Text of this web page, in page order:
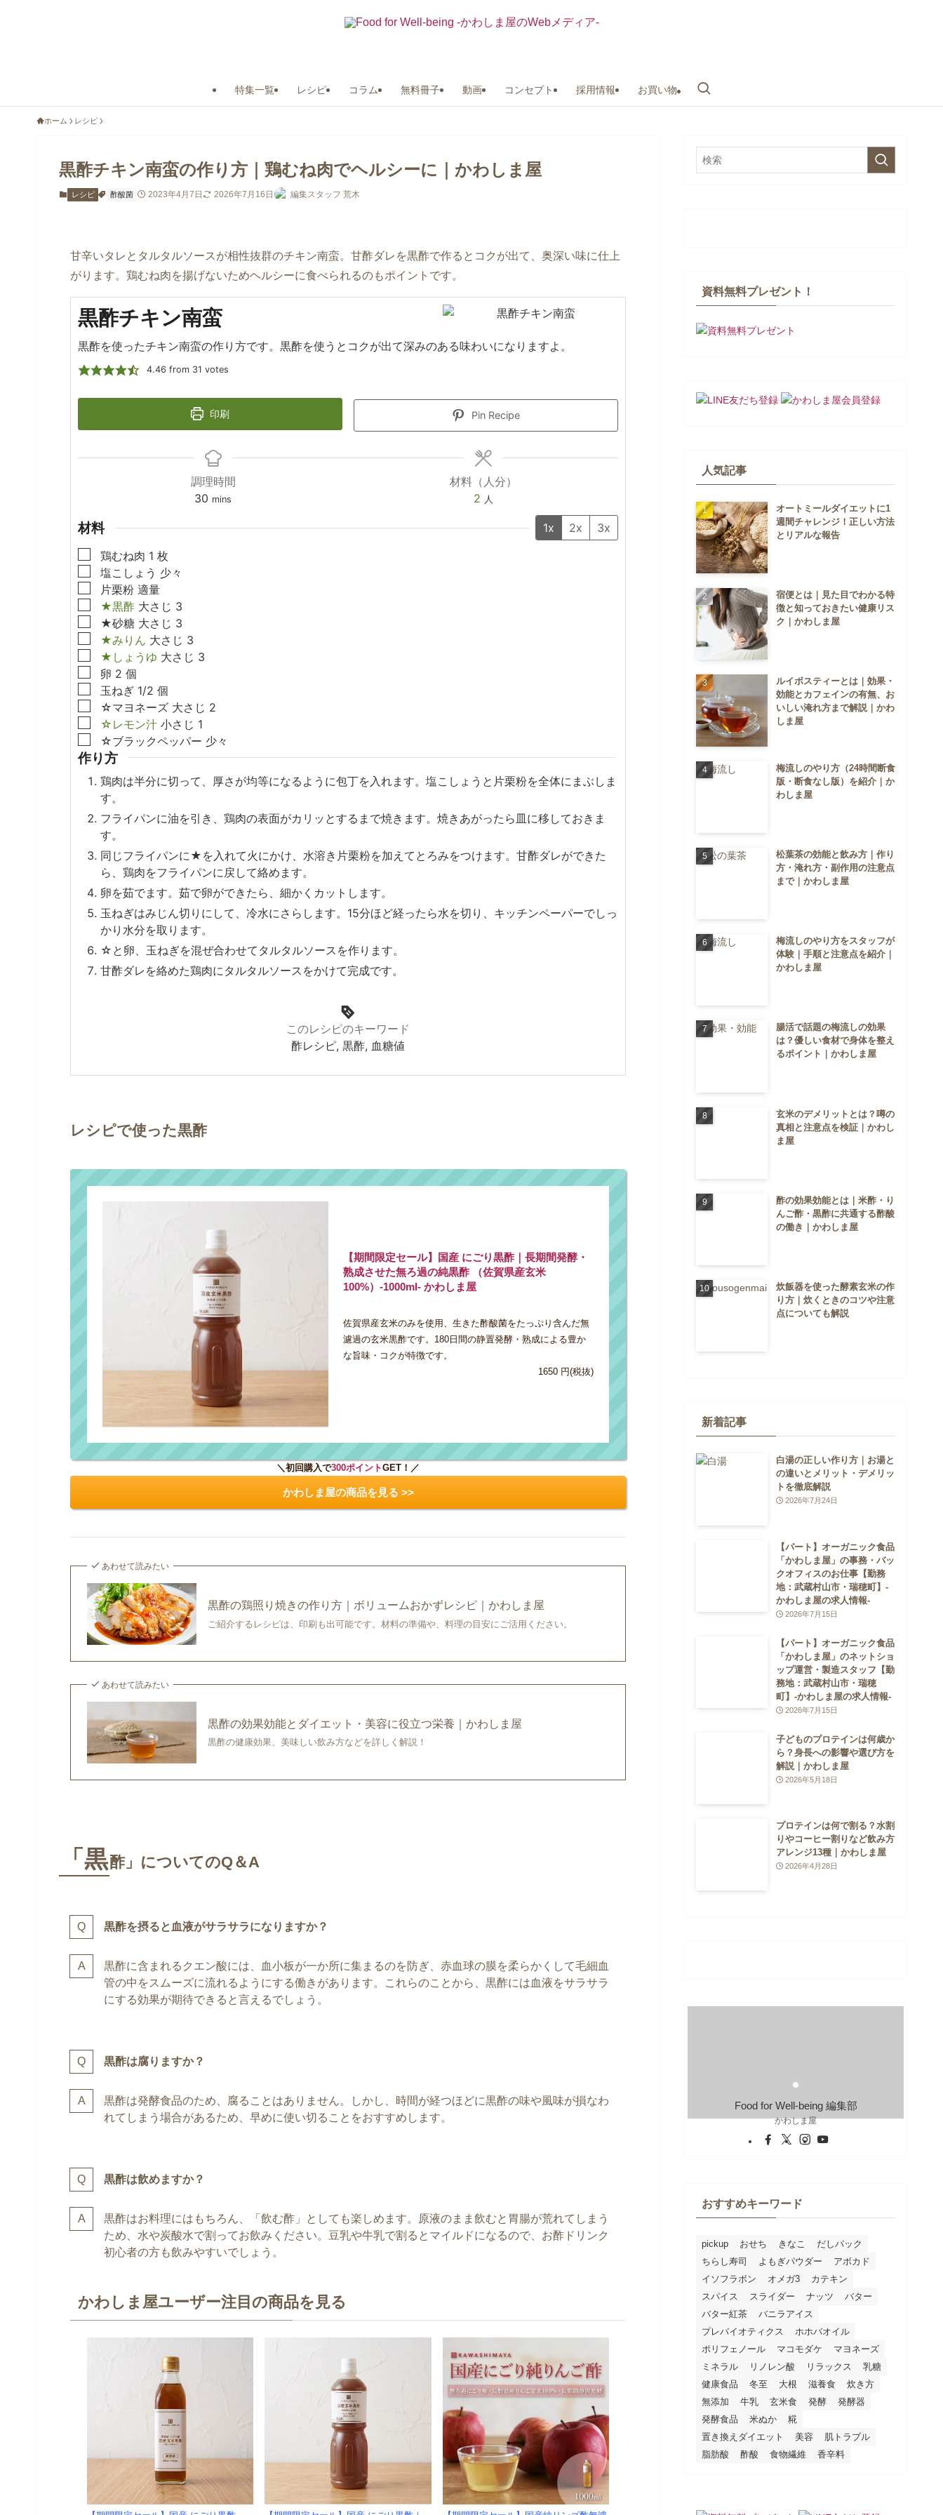
特集一覧 レシピ コラム 無料冊子 動画 コンセプト 採用情報 お買い物
ホーム レシピ
黒酢チキン南蛮の作り方｜鶏むね肉でヘルシーに｜かわしま屋
レシピ 酢酸菌 2023年4月7日 2026年7月16日 編集スタッフ 荒木
甘辛いタレとタルタルソースが相性抜群のチキン南蛮。甘酢ダレを黒酢で作るとコクが出て、奥深い味に仕上
がります。鶏むね肉を揚げないためヘルシーに食べられるのもポイントです。
黒酢チキン南蛮
黒酢を使ったチキン南蛮の作り方です。黒酢を使うとコクが出て深みのある味わいになりますよ。
4.46 from 31 votes
印刷 Pin Recipe
調理時間
30 minutes
mins
材料（人分）
2 人
材料 1x 2x
3x
▢
鶏むね肉 1 枚
▢
塩こしょう 少々
▢
片栗粉 適量
▢
★黒酢 大さじ 3
▢
★砂糖 大さじ 3
▢
★みりん 大さじ 3
▢
★しょうゆ 大さじ 3
▢
卵 2 個
▢
玉ねぎ 1/2 個
▢
☆マヨネーズ 大さじ 2
▢
☆レモン汁 小さじ 1
▢
☆ブラックペッパー 少々
作り方
鶏肉は半分に切って、厚さが均等になるように包丁を入れます。塩こしょうと片栗粉を全体にまぶしま
す。
フライパンに油を引き、鶏肉の表面がカリッとするまで焼きます。焼きあがったら皿に移しておきま
す。
同じフライパンに★を入れて火にかけ、水溶き片栗粉を加えてとろみをつけます。甘酢ダレができた
ら、鶏肉をフライパンに戻して絡めます。
卵を茹でます。茹で卵ができたら、細かくカットします。
玉ねぎはみじん切りにして、冷水にさらします。15分ほど経ったら水を切り、キッチンペーパーでしっ
かり水分を取ります。
☆と卵、玉ねぎを混ぜ合わせてタルタルソースを作ります。
甘酢ダレを絡めた鶏肉にタルタルソースをかけて完成です。
このレシピのキーワード
酢レシピ, 黒酢, 血糖値
レシピで使った黒酢
【期間限定セール】国産 にごり黒酢｜長期間発酵・
熟成させた無ろ過の純黒酢 （佐賀県産玄米
100%）-1000ml- かわしま屋
佐賀県産玄米のみを使用、生きた酢酸菌をたっぷり含んだ無
濾過の玄米黒酢です。180日間の静置発酵・熟成による豊か
な旨味・コクが特徴です。
1650 円(税抜)
＼初回購入で300ポイントGET！／
かわしま屋の商品を見る >>
あわせて読みたい
黒酢の鶏照り焼きの作り方｜ボリュームおかずレシピ｜かわしま屋
ご紹介するレシピは、印刷も出可能です。材料の準備や、料理の目安にご活用ください。
あわせて読みたい
黒酢の効果効能とダイエット・美容に役立つ栄養｜かわしま屋
黒酢の健康効果、美味しい飲み方などを詳しく解説！
「黒酢」 についてのQ＆A
黒酢を摂ると血液がサラサラになりますか？
黒酢に含まれるクエン酸には、血小板が一か所に集まるのを防ぎ、赤血球の膜を柔らかくして毛細血
管の中をスムーズに流れるようにする働きがあります。これらのことから、黒酢には血液をサラサラ
にする効果が期待できると言えるでしょう。
黒酢は腐りますか？
黒酢は発酵食品のため、腐ることはありません。しかし、時間が経つほどに黒酢の味や風味が損なわ
れてしまう場合があるため、早めに使い切ることをおすすめします。
黒酢は飲めますか？
黒酢はお料理にはもちろん、「飲む酢」としても楽しめます。原液のまま飲むと胃腸が荒れてしまう
ため、水や炭酸水で割ってお飲みください。豆乳や牛乳で割るとマイルドになるので、お酢ドリンク
初心者の方も飲みやすいでしょう。
かわしま屋ユーザー注目の商品を見る
資料無料プレゼント！
人気記事
オートミールダイエットに1
週間チャレンジ！正しい方法
とリアルな報告
宿便とは｜見た目でわかる特
徴と知っておきたい健康リス
ク｜かわしま屋
ルイボスティーとは｜効果・
効能とカフェインの有無、お
いしい淹れ方まで解説｜かわ
しま屋
梅流しのやり方（24時間断食
版・断食なし版）を紹介｜か
わしま屋
松葉茶の効能と飲み方｜作り
方・淹れ方・副作用の注意点
まで｜かわしま屋
梅流しのやり方をスタッフが
体験｜手順と注意点を紹介｜
かわしま屋
腸活で話題の梅流しの効果
は？優しい食材で身体を整え
るポイント｜かわしま屋
玄米のデメリットとは？噂の
真相と注意点を検証｜かわし
ま屋
酢の効果効能とは｜米酢・り
んご酢・黒酢に共通する酢酸
の働き｜かわしま屋
炊飯器を使った酵素玄米の作
り方｜炊くときのコツや注意
点についても解説
新着記事
白湯の正しい作り方｜お湯と
の違いとメリット・デメリッ
トを徹底解説
2026年7月24日
【パート】オーガニック食品
「かわしま屋」の事務・バッ
クオフィスのお仕事【勤務
地：武蔵村山市・瑞穂町】-
かわしま屋の求人情報-
2026年7月15日
【パート】オーガニック食品
「かわしま屋」のネットショ
ップ運営・製造スタッフ【勤
務地：武蔵村山市・瑞穂
町】-かわしま屋の求人情報-
2026年7月15日
子どものプロテインは何歳か
ら？身長への影響や選び方を
解説｜かわしま屋
2026年5月18日
プロテインは何で割る？水割
りやコーヒー割りなど飲み方
アレンジ13種｜かわしま屋
2026年4月28日
Food for Well-being 編集部
かわしま屋
おすすめキーワード
pickup おせち きなこ
だしパック
ちらし寿司
よもぎパウダー
アボカド
イソフラボン
オメガ3
カテキン
スパイス
スライダー ナッツ
バター
バター紅茶
バニラアイス
プレバイオティクス
ホホバオイル
ポリフェノール
マコモダケ
マヨネーズ
ミネラル
リノレン酸 リラックス
乳糖
健康食品
冬至 大根 滋養食
炊き方
無添加
牛乳 玄米食 発酵
発酵器
発酵食品
米ぬか
糀
置き換えダイエット
美容
肌トラブル
脂肪酸
酢酸 食物繊維 香辛料